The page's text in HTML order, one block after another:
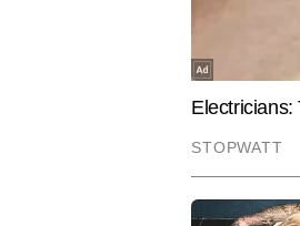
Hindi News Education